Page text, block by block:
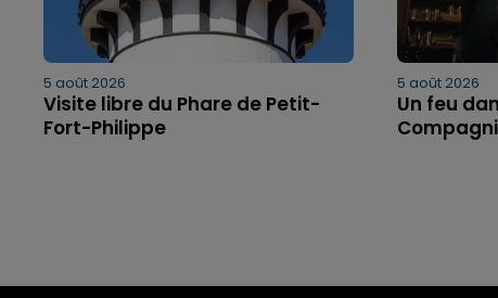
5 août 2026
Visite libre du Phare de Petit-
Fort-Philippe
5 août 2026
Un feu